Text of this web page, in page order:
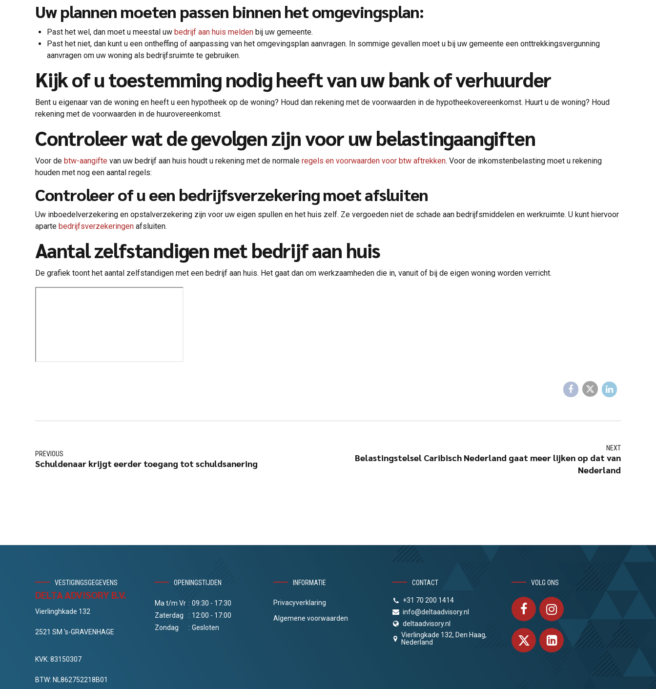
Uw plannen moeten passen binnen het omgevingsplan:
Past het wel, dan moet u meestal uw bedrijf aan huis melden bij uw gemeente.
Past het niet, dan kunt u een ontheffing of aanpassing van het omgevingsplan aanvragen. In sommige gevallen moet u bij uw gemeente een onttrekkingsvergunning
aanvragen om uw woning als bedrijfsruimte te gebruiken.
Kijk of u toestemming nodig heeft van uw bank of verhuurder
Bent u eigenaar van de woning en heeft u een hypotheek op de woning? Houd dan rekening met de voorwaarden in de hypotheekovereenkomst. Huurt u de woning? Houd
rekening met de voorwaarden in de huurovereenkomst.
Controleer wat de gevolgen zijn voor uw belastingaangiften
Voor de btw-aangifte van uw bedrijf aan huis houdt u rekening met de normale regels en voorwaarden voor btw aftrekken. Voor de inkomstenbelasting moet u rekening
houden met nog een aantal regels:
Controleer of u een bedrijfsverzekering moet afsluiten
Uw inboedelverzekering en opstalverzekering zijn voor uw eigen spullen en het huis zelf. Ze vergoeden niet de schade aan bedrijfsmiddelen en werkruimte. U kunt hiervoor
aparte bedrijfsverzekeringen afsluiten.
Aantal zelfstandigen met bedrijf aan huis
De grafiek toont het aantal zelfstandigen met een bedrijf aan huis. Het gaat dan om werkzaamheden die in, vanuit of bij de eigen woning worden verricht.
PREVIOUS
Schuldenaar krijgt eerder toegang tot schuldsanering
NEXT
Belastingstelsel Caribisch Nederland gaat meer lijken op dat van
Nederland
VESTIGINGSGEGEVENS
DELTA ADVISORY B.V.
Vierlinghkade 132
2521 SM 's-GRAVENHAGE
KVK: 83150307
BTW: NL862752218B01
OPENINGSTIJDEN
Ma t/m Vr : 09:30 - 17:30
Zaterdag
: 12:00 - 17:00
Zondag
: Gesloten
INFORMATIE
Privacyverklaring
Algemene voorwaarden
CONTACT
+31 70 200 1414
info@deltaadvisory.nl
deltaadvisory.nl
Vierlingkade 132, Den Haag,
Nederland
VOLG ONS